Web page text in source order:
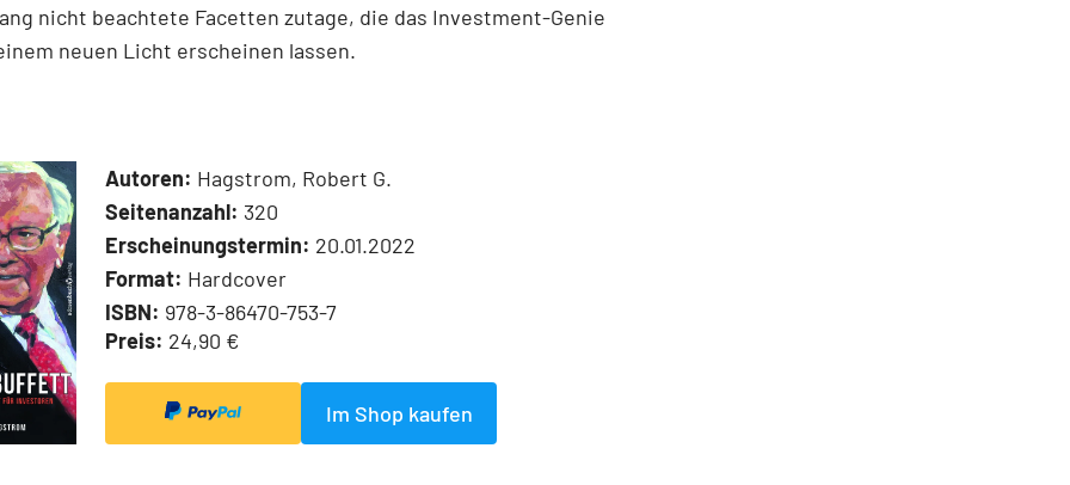
nicht beachtete Facetten zutage, die das Investment-Genie
neuen Licht erscheinen lassen.
Autoren: Hagstrom, Robert G.
Seitenanzahl: 320
Erscheinungstermin: 20.01.2022
Format: Hardcover
ISBN: 978-3-86470-753-7
Preis: 24,90 €
Im Shop kaufen